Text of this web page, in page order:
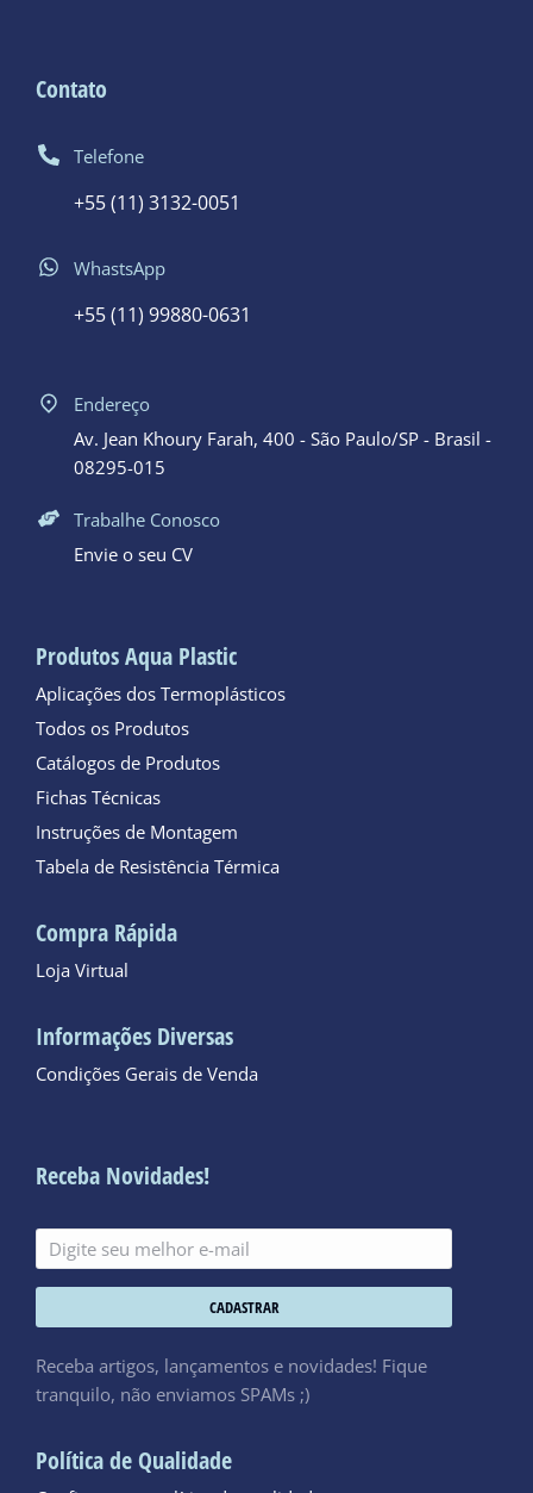
Contato
Telefone
+55 (11) 3132-0051
WhastsApp
+55 (11) 99880-0631
Endereço
Av. Jean Khoury Farah, 400 - São Paulo/SP - Brasil -
08295-015
Trabalhe Conosco
Envie o seu CV
Produtos Aqua Plastic
Aplicações dos Termoplásticos
Todos os Produtos
Catálogos de Produtos
Fichas Técnicas
Instruções de Montagem
Tabela de Resistência Térmica
Compra Rápida
Loja Virtual
Informações Diversas
Condições Gerais de Venda
Receba Novidades!
CADASTRAR
Receba artigos, lançamentos e novidades! Fique
tranquilo, não enviamos SPAMs ;)
Política de Qualidade